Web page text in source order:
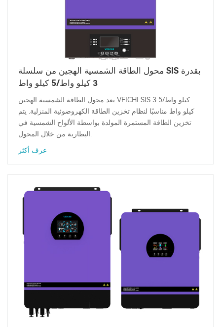
محول الطاقة الشمسية الهجين من سلسلة SIS بقدرة
3 كيلو واط/5 كيلو واط
يعد محول الطاقة الشمسية الهجين VEICHI SIS 3 كيلو واط/5
كيلو واط مناسبًا لنظام تخزين الطاقة الكهروضوئية المنزلية. يتم
تخزين الطاقة المستمرة المولدة بواسطة الألواح الشمسية في
البطارية من خلال المحول.
عرف أكثر